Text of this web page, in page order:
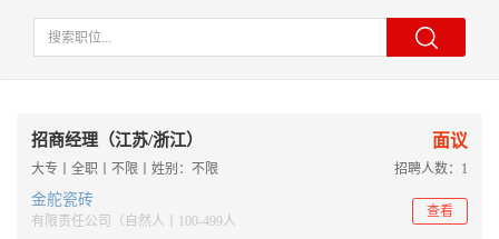
招商经理（江苏/浙江） 面议
大专丨全职丨不限丨姓别：不限 招聘人数：1
金舵瓷砖
有限责任公司（自然人丨100-499人
查看